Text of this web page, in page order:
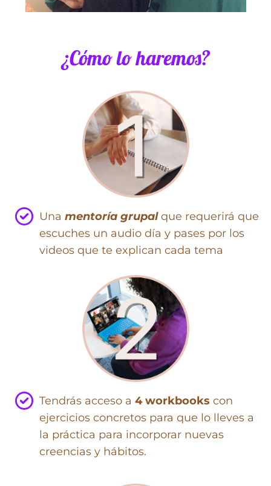
¿Cómo lo haremos?
Una mentoría grupalque requerirá que
escuches un audio día y pases por los
videos que te explican cada tema
Tendrás acceso a 4 workbooks con
ejercicios concretos para que lo lleves a
la práctica para incorporar nuevas
creencias y hábitos.